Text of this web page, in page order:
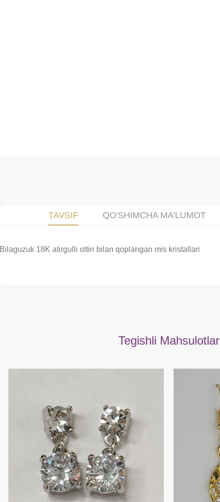
TAVSIF QO'SHIMCHA MA'LUMOT
Bilaguzuk 18K atirgulli oltin bilan qoplangan mis kristallari
Tegishli Mahsulotlar